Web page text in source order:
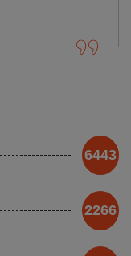
6443
2266